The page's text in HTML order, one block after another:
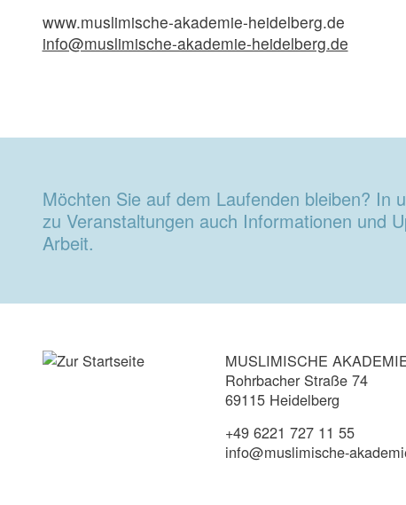
www.muslimische-akademie-heidelberg.de
info@muslimische-akademie-heidelberg.de
Möchten Sie auf dem Laufenden bleiben? In
zu Veranstaltungen auch Informationen und
Arbeit.
MUSLIMISCHE
Rohrbacher Straße 74
69115 Heidelberg
+49 6221 727 11 55
info@muslimische-